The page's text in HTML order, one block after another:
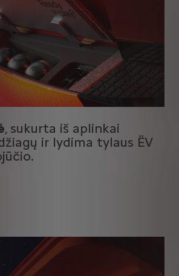
, sukurta iš aplinkai
ir lydima tylaus ËV